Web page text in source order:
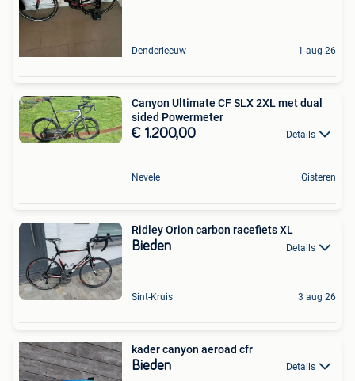
Denderleeuw 1 aug 26
Canyon Ultimate CF SLX 2XL met dual
sided Powermeter
€ 1.200,00 Details
Nevele Gisteren
Ridley Orion carbon racefiets XL
Bieden Details
Sint-Kruis 3 aug 26
kader canyon aeroad cfr
Bieden Details